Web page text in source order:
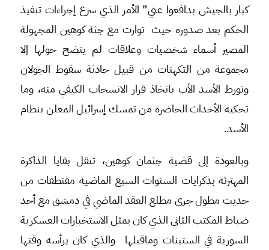
كبار بالجيش بدافعوا عني” الأمر الذي سرع إجراءات تنفيذ
الحكم بعد صدوره حيث توارت مع جثة كوهين المجهولة
المصير أسماء شخصيات وعلاقات لم يتضح حولها إلا
مجموعة من التكهنات من قبيل حادثة سقوط الجولان
وتورط الأسد الأب باتخاذ قرار الانسحاب الكيفي منه، وما
تحكيه الأحداث الحاضرة من تمسك إسرائيل المعلن بنظام
الأسد.
وبالعودة إلى قضية جثمان كوهين، تنقل بقايا الذاكرة
المهترئة بذكرايات السنوات السبع الماضية مقتطفات من
حديث مطول جرى مطلع العقد الماضي في دمشق مع أحد
ضباط المكتب الثاني الذي كان يمثل الاستخبارات العسكرية
السورية في الستينات وماقبلها والذي كان يرأسه وقتها